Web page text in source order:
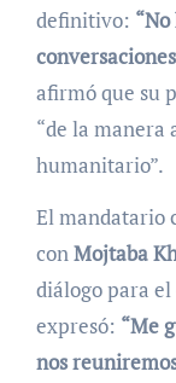
definitivo:
afirmó que su
“de la manera
humanitario”.
El mandatario
conMojtaba
diálogo para
expresó: “Me
nos